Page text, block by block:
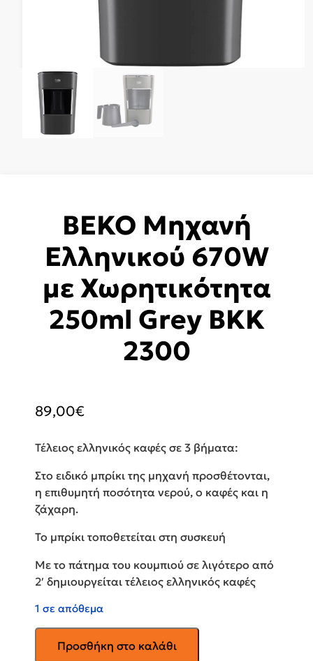
BEKO Μηχανή
Ελληνικού 670W
με Χωρητικότητα
250ml Grey BKK
2300
89,00€
Τέλειος ελληνικός καφές σε 3 βήματα:
Στο ειδικό μπρίκι της μηχανή προσθέτονται,
η επιθυμητή ποσότητα νερού, ο καφές και η
ζάχαρη.
Το μπρίκι τοποθετείται στη συσκευή
Με το πάτημα του κουμπιού σε λιγότερο από
2′ δημιουργείται τέλειος ελληνικός καφές
1 σε απόθεμα
Μηχανή
Προσθήκη στο καλάθι